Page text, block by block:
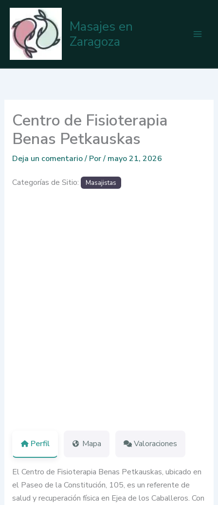
contenido
Masajes en
Zaragoza
Centro de Fisioterapia
Benas Petkauskas
Deja un comentario/ Por/ mayo 21, 2026
Categorías de Sitio: Masajistas
Perfil Mapa Valoraciones
El Centro de Fisioterapia Benas Petkauskas, ubicado en
el Paseo de la Constitución, 105, es un referente de
salud y recuperación física en Ejea de los Caballeros. Con